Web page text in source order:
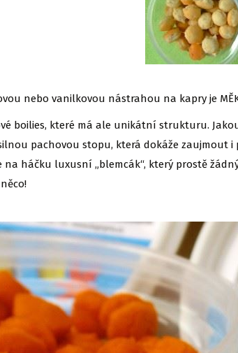
nebo vanilkovou nástrahou na kapry je
boilies, které má ale unikátní strukturu.
pachovou stopu, která dokáže zaujmout
na háčku luxusní „blemcák“, který prostě